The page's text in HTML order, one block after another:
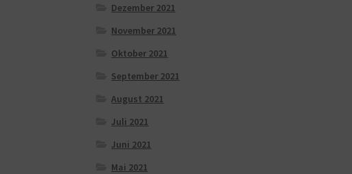
Dezember 2021
November 2021
Oktober 2021
September 2021
August 2021
Juli 2021
Juni 2021
Mai 2021